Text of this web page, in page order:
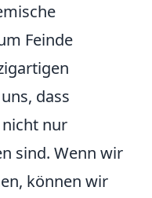
Feinde
dass
nur
sind. Wenn wir
können wir